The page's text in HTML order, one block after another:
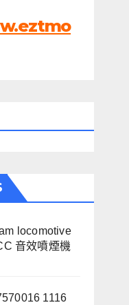
locomotive
音效噴煙機
1116